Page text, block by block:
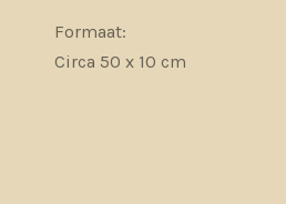
Formaat:
Circa 50 x 10 cm